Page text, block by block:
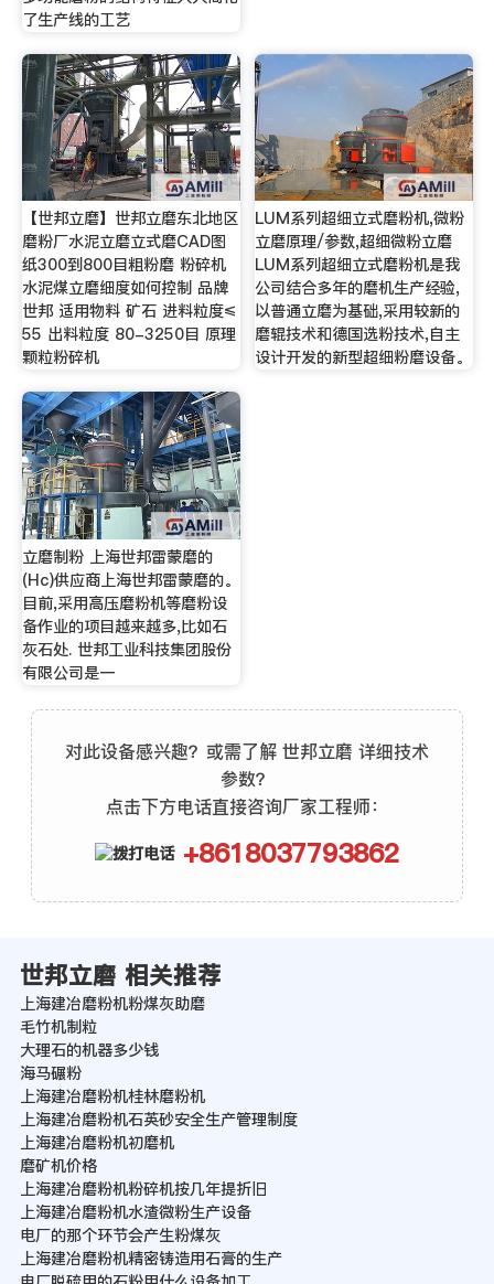
了生产线的工艺
【世邦立磨】世邦立磨东北地区
磨粉厂水泥立磨立式磨CAD图
纸300到800目粗粉磨 粉碎机
水泥煤立磨细度如何控制 品牌
世邦 适用物料 矿石 进料粒度≤
55 出料粒度 80-3250目 原理
颗粒粉碎机
LUM系列超细立式磨粉机,微粉
立磨原理/参数,超细微粉立磨
LUM系列超细立式磨粉机是我
公司结合多年的磨机生产经验,
以普通立磨为基础,采用较新的
磨辊技术和德国选粉技术,自主
设计开发的新型超细粉磨设备。
立磨制粉 上海世邦雷蒙磨的
(Hc)供应商上海世邦雷蒙磨的。
目前,采用高压磨粉机等磨粉设
备作业的项目越来越多,比如石
灰石处. 世邦工业科技集团股份
有限公司是一
对此设备感兴趣？或需了解 世邦立磨 详细技术
参数？
点击下方电话直接咨询厂家工程师：
+8618037793862
世邦立磨 相关推荐
上海建冶磨粉机粉煤灰助磨
毛竹机制粒
大理石的机器多少钱
海马碾粉
上海建冶磨粉机桂林磨粉机
上海建冶磨粉机石英砂安全生产管理制度
上海建冶磨粉机初磨机
磨矿机价格
上海建冶磨粉机粉碎机按几年提折旧
上海建冶磨粉机水渣微粉生产设备
电厂的那个环节会产生粉煤灰
上海建冶磨粉机精密铸造用石膏的生产